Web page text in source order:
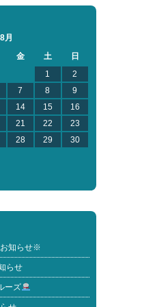
月
金 土
日
1
2
7 8
9
14 15
16
21 22
23
28 29
30
知らせ※
らせ
ーズ